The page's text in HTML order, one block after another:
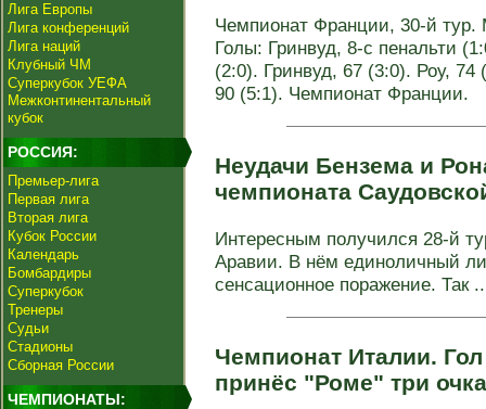
Лига Европы
Лига конференций
Лига наций
Клубный ЧМ
Суперкубок УЕФА
Межконтинентальный
кубок
РОССИЯ:
Премьер-лига
Первая лига
Вторая лига
Кубок России
Календарь
Бомбардиры
Суперкубок
Тренеры
Судьи
Стадионы
Сборная России
ЧЕМПИОНАТЫ:
Чемпионат Франции, 30-й
Голы: Гринвуд, 8-с пенальти
(2:0). Гринвуд, 67 (3:0). Роу,
90 (5:1). Чемпионат Франции.
Неудачи Бензема и
чемпионата
Интересным получился 28-й
Аравии. В нём единоличный
сенсационное поражение. Так
Чемпионат Италии.
принёс "Роме" три